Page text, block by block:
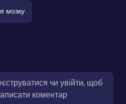
мозку
чи увійти, щоб
коментар